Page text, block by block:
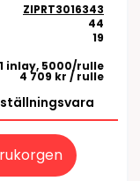
ZIPRT3016343
44
19
inlay, 5000/rulle
4 709 kr / rulle